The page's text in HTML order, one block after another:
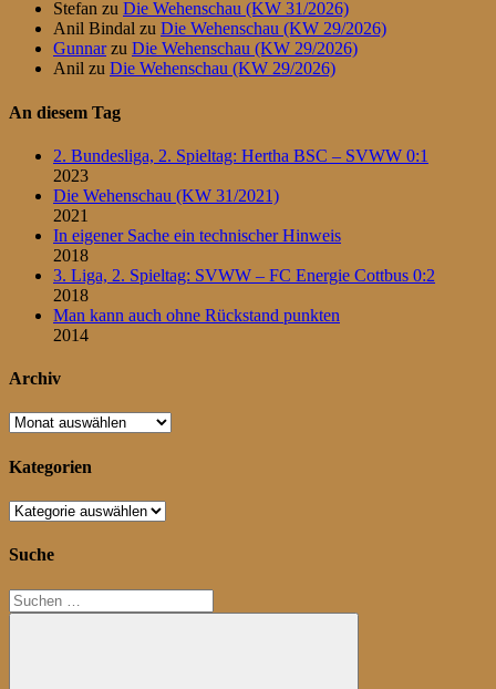
Stefan zu Die Wehenschau (KW 31/2026)
Anil Bindal zu Die Wehenschau (KW 29/2026)
Gunnarzu Die Wehenschau (KW 29/2026)
Anil zu Die Wehenschau (KW 29/2026)
An diesem Tag
2. Bundesliga, 2. Spieltag: Hertha BSC – SVWW 0:1
2023
Die Wehenschau (KW 31/2021)
2021
In eigener Sache ein technischer Hinweis
2018
3. Liga, 2. Spieltag: SVWW – FC Energie Cottbus 0:2
2018
Man kann auch ohne Rückstand punkten
2014
Archiv
Archiv
Kategorien
Kategorien
Suche
Suchen
nach: